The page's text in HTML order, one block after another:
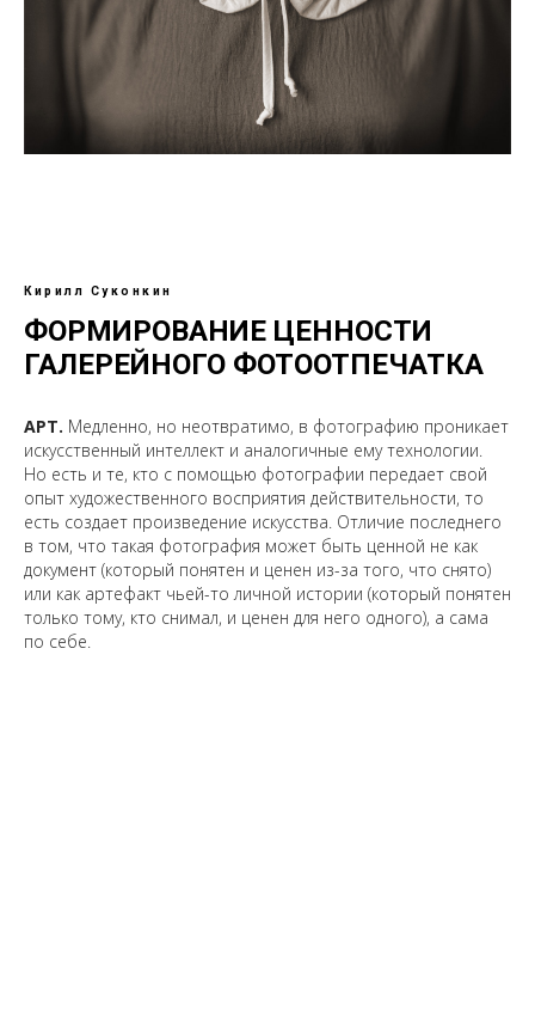
Кирилл Суконкин
ФОРМИРОВАНИЕ ЦЕННОСТИ
ГАЛЕРЕЙНОГО ФОТООТПЕЧАТКА
АРТ. Медленно, но неотвратимо, в фотографию проникает
искусственный интеллект и аналогичные ему технологии.
Но есть и те, кто с помощью фотографии передает свой
опыт художественного восприятия действительности, то
есть создает произведение искусства. Отличие последнего
в том, что такая фотография может быть ценной не как
документ (который понятен и ценен из-за того, что снято)
или как артефакт чьей-то личной истории (который понятен
только тому, кто снимал, и ценен для него одного), а сама
по себе.